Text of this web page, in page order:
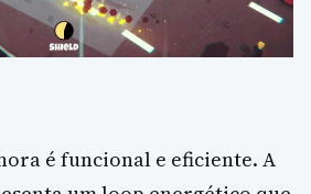
é funcional e eficiente. A